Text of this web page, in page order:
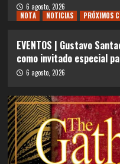
6 agosto, 2026
NOTA
NOTICIAS PRÓXIMOS
EVENTOS | Gustavo
como invitado especial
6 agosto, 2026